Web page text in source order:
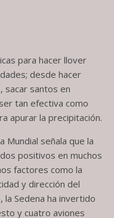
para hacer llover
desde hacer
sacar santos en
tan efectiva como
apurar la precipitación.
Mundial señala que la
positivos en muchos
factores como la
y dirección del
Sedena ha invertido
y cuatro aviones